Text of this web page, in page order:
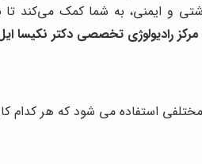
و ایمنی، به شما کمک می‌کند
مرکز رادیولوژی تخصصی دکتر نکیسا
مختلفی استفاده می شود که هر